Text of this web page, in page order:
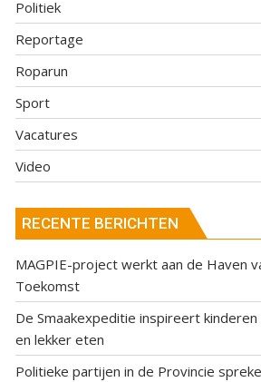
Politiek
Reportage
Roparun
Sport
Vacatures
Video
RECENTE BERICHTEN
MAGPIE-project werkt aan de Haven
Toekomst
De Smaakexpeditie inspireert
en lekker eten
Politieke partijen in de Provincie